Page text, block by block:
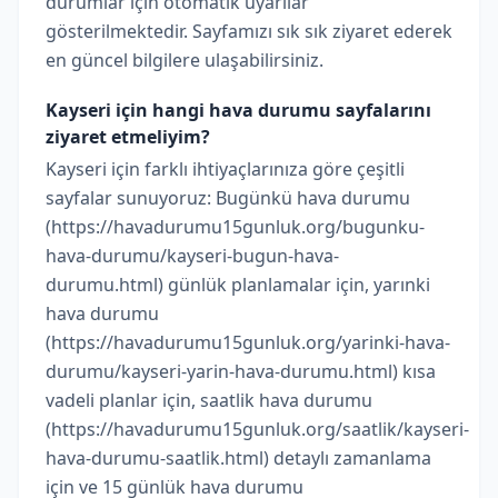
gösterilmektedir. Sayfamızı sık sık ziyaret ederek
en güncel bilgilere ulaşabilirsiniz.
Kayseri için hangi hava durumu sayfalarını
ziyaret etmeliyim?
Kayseri için farklı ihtiyaçlarınıza göre çeşitli
sayfalar sunuyoruz: Bugünkü hava durumu
(https://havadurumu15gunluk.org/bugunku-
hava-durumu/kayseri-bugun-hava-
durumu.html) günlük planlamalar için, yarınki
hava durumu
(https://havadurumu15gunluk.org/yarinki-hava-
durumu/kayseri-yarin-hava-durumu.html) kısa
vadeli planlar için, saatlik hava durumu
(https://havadurumu15gunluk.org/saatlik/kayseri-
hava-durumu-saatlik.html) detaylı zamanlama
için ve 15 günlük hava durumu